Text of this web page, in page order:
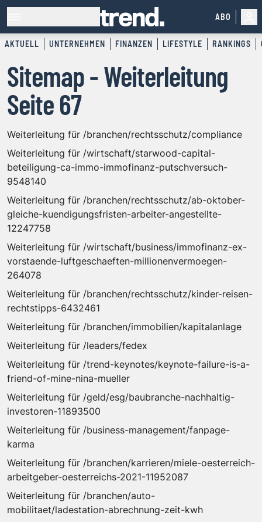
ABO
AKTUELL UNTERNEHMEN FINANZEN LIFESTYLE RANKINGS
Sitemap - Weiterleitung
Seite 67
Weiterleitung für /branchen/rechtsschutz/compliance
Weiterleitung für /wirtschaft/starwood-capital-
beteiligung-ca-immo-immofinanz-putschversuch-
9548140
Weiterleitung für /branchen/rechtsschutz/ab-oktober-
gleiche-kuendigungsfristen-arbeiter-angestellte-
12247758
Weiterleitung für /wirtschaft/business/immofinanz-ex-
vorstaende-luftgeschaeften-millionenvermoegen-
264078
Weiterleitung für /branchen/rechtsschutz/kinder-reisen-
rechtstipps-6432461
Weiterleitung für /branchen/immobilien/kapitalanlage
Weiterleitung für /leaders/fedex
Weiterleitung für /trend-keynotes/keynote-failure-is-a-
friend-of-mine-nina-mueller
Weiterleitung für /geld/esg/baubranche-nachhaltig-
investoren-11893500
Weiterleitung für /business-management/fanpage-
karma
Weiterleitung für /branchen/karrieren/miele-oesterreich-
arbeitgeber-oesterreichs-2021-11952087
Weiterleitung für /branchen/auto-
mobilitaet/ladestation-abrechnung-zeit-kwh